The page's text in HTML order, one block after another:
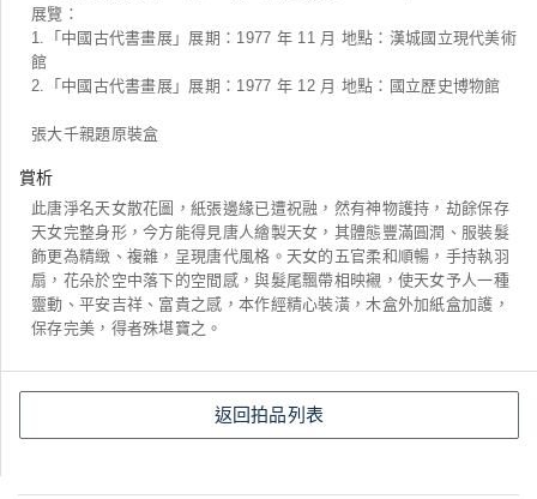
展覽：
1.「中國古代書畫展」展期：1977 年 11 月 地點：漢城國立現代美術
館
2.「中國古代書畫展」展期：1977 年 12 月 地點：國立歷史博物館
張大千親題原裝盒
賞析
此唐淨名天女散花圖，紙張邊緣已遭祝融，然有神物護持，劫餘保存
天女完整身形，今方能得見唐人繪製天女，其體態豐滿圓潤、服裝髮
飾更為精緻、複雜，呈現唐代風格。天女的五官柔和順暢，手持執羽
扇，花朵於空中落下的空間感，與髮尾飄帶相映襯，使天女予人一種
靈動、平安吉祥、富貴之感，本作經精心裝潢，木盒外加紙盒加護，
保存完美，得者殊堪寶之。
返回拍品列表